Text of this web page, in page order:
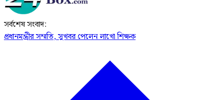
সর্বশেষ সংবাদ:
প্রধানমন্ত্রীর সম্মতি, সুখবর পেলেন লাখো শিক্ষক